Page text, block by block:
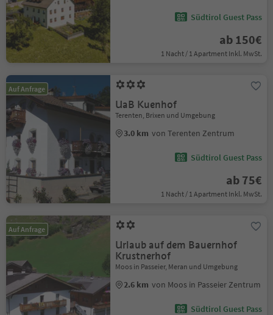
Südtirol Guest Pass
ab 150€
1 Nacht / 1 Apartment Inkl. MwSt.
Auf Anfrage
UaB Kuenhof
Terenten, Brixen und Umgebung
3.0 km von Terenten Zentrum
Südtirol Guest Pass
ab 75€
1 Nacht / 1 Apartment Inkl. MwSt.
Auf Anfrage
Urlaub auf dem Bauernhof
Krustnerhof
Moos in Passeier, Meran und Umgebung
2.6 km von Moos in Passeier Zentrum
Südtirol Guest Pass